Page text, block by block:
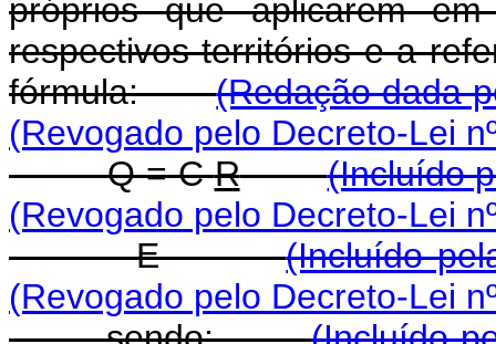
próprios que aplicarem
respectivos territórios e a
fórmula:(Redação dada
(Revogado pelo Decreto-Lei
Q = CR
(Incluído
(Revogado pelo Decreto-Lei
E(Incluído
(Revogado pelo Decreto-Lei